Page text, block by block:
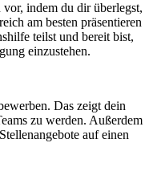
indem du dir überlegst,
am besten präsentieren
teilst und bereit bist,
einzustehen.
Das zeigt dein
zu werden. Außerdem
auf einen